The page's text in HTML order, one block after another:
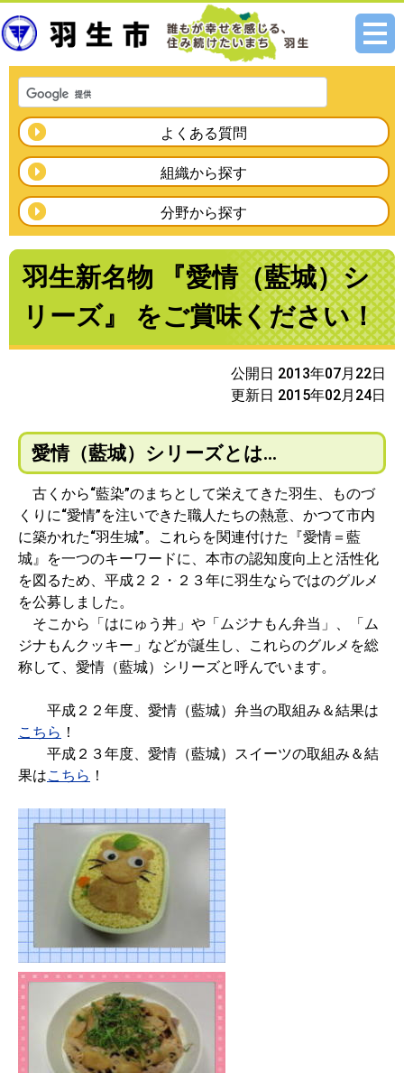
メニ
よくある質問
組織から探す
分野から探す
羽生新名物 『愛情（藍城）シ
リーズ』 をご賞味ください！
公開日 2013年07月22日
更新日 2015年02月24日
愛情（藍城）シリーズとは…
古くから“藍染”のまちとして栄えてきた羽生、ものづ
くりに“愛情”を注いできた職人たちの熱意、かつて市内
に築かれた“羽生城”。これらを関連付けた『愛情＝藍
城』を一つのキーワードに、本市の認知度向上と活性化
を図るため、平成２２・２３年に羽生ならではのグルメ
を公募しました。
そこから「はにゅう丼」や「ムジナもん弁当」、「ム
ジナもんクッキー」などが誕生し、これらのグルメを総
称して、愛情（藍城）シリーズと呼んでいます。
平成２２年度、愛情（藍城）弁当の取組み＆結果は
こちら ！
平成２３年度、愛情（藍城）スイーツの取組み＆結
果はこちら ！